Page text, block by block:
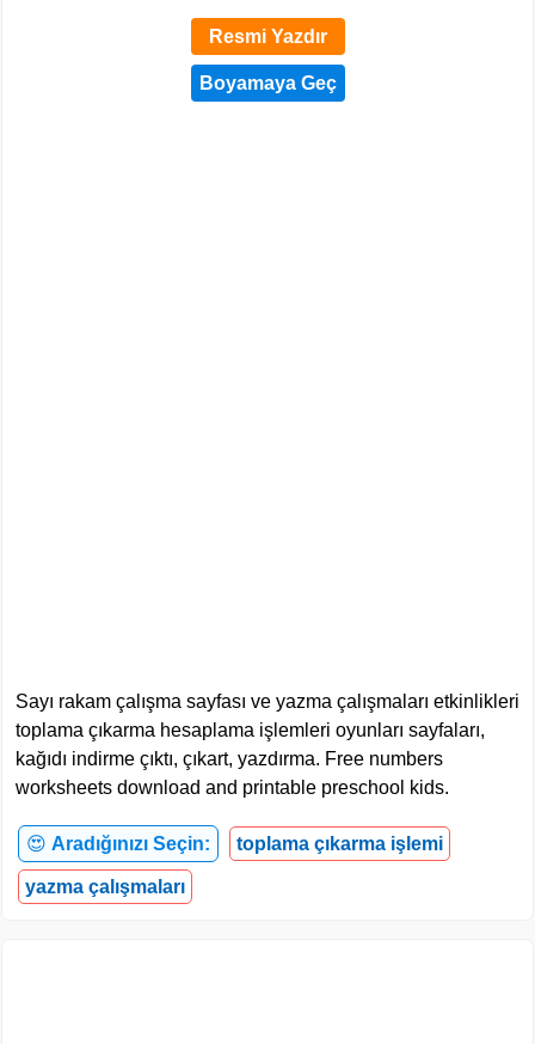
Resmi Yazdır
Sayı rakam çalışma sayfası ve yazma çalışmaları etkinlikleri
toplama çıkarma hesaplama işlemleri oyunları sayfaları,
kağıdı indirme çıktı, çıkart, yazdırma. Free numbers
worksheets download and printable preschool kids.
😍 Aradığınızı Seçin: toplama çıkarma işlemi
yazma çalışmaları